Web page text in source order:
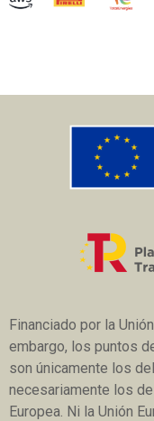
Financiado por la
embargo, los puntos
son únicamente los
necesariamente los
Europea. Ni la Unión